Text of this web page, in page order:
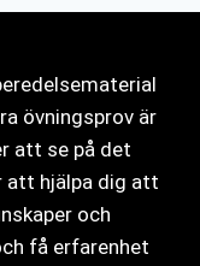
övningsprov är
att se på det
att hjälpa dig att
och
få erfarenhet